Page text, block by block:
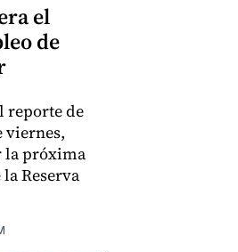
el
de
reporte de
viernes,
la próxima
Reserva